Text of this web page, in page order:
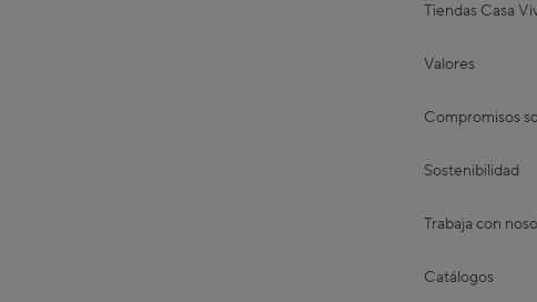
Tiendas Casa
Valores
Compromisos
Sostenibilidad
Trabaja con
Catálogos